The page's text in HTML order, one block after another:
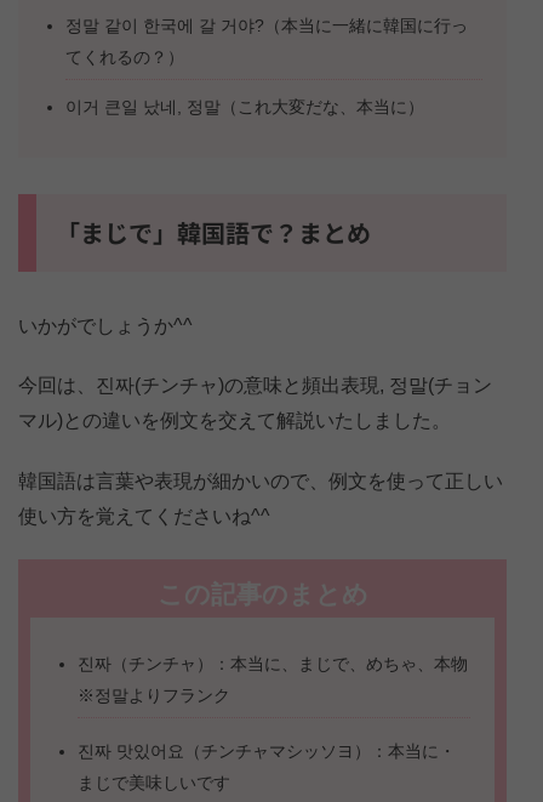
정말 같이 한국에 갈 거야?（本当に一緒に韓国に行っ
てくれるの？）
이거 큰일 났네, 정말（これ大変だな、本当に）
「まじで」韓国語で？まとめ
いかがでしょうか^^
今回は、진짜(チンチャ)の意味と頻出表現, 정말(チョン
マル)との違いを例文を交えて解説いたしました。
韓国語は言葉や表現が細かいので、例文を使って正しい
使い方を覚えてくださいね^^
この記事のまとめ
진짜（チンチャ）：本当に、まじで、めちゃ、本物
※정말よりフランク
진짜 맛있어요（チンチャマシッソヨ）：本当に・
まじで美味しいです